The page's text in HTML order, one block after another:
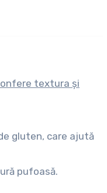
textura și
gluten, care ajută
pufoasă.